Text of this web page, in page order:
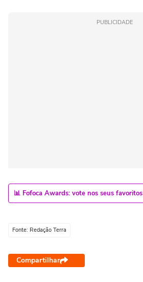
PUBLICIDADE
📊 Fofoca Awards: vote nos seus favoritos
Fonte: Redação Terra
Compartilhar